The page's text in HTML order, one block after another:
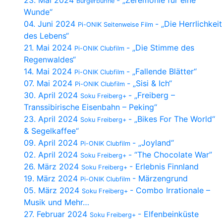
Wunde“
04. Juni 2024 Pi-ONIK Seitenweise Film - „Die Herrlichkeit
des Lebens“
21. Mai 2024 Pi-ONIK Clubfilm - „Die Stimme des
Regenwaldes“
14. Mai 2024 Pi-ONIK Clubfilm - „Fallende Blätter“
07. Mai 2024 Pi-ONIK Clubfilm - „Sisi & Ich“
30. April 2024 Soku Freiberg+ - „Freiberg –
Transsibirische Eisenbahn – Peking“
23. April 2024 Soku Freiberg+ - „Bikes For The World“
& Segelkaffee“
09. April 2024 Pi-ONIK Clubfilm - „Joyland“
02. April 2024 Soku Freiberg+ - “The Chocolate War”
26. März 2024 Soku Freiberg+ - Erlebnis Finnland
19. März 2024 Pi-ONIK Clubfilm - Märzengrund
05. März 2024 Soku Freiberg+ - Combo Irrationale –
Musik und Mehr…
27. Februar 2024 Soku Freiberg+ - Elfenbeinküste